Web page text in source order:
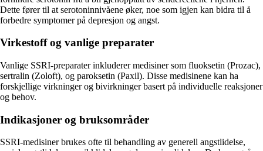
Dette fører til at serotoninnivåene øker, noe som igjen kan bidra til å
forbedre symptomer på depresjon og angst.
Virkestoff og vanlige preparater
Vanlige SSRI-preparater inkluderer medisiner som fluoksetin (Prozac),
sertralin (Zoloft), og paroksetin (Paxil). Disse medisinene kan ha
forskjellige virkninger og bivirkninger basert på individuelle reaksjoner
og behov.
Indikasjoner og bruksområder
SSRI-medisiner brukes ofte til behandling av generell angstlidelse,